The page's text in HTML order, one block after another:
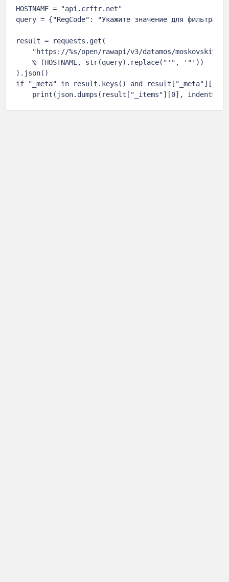
HOSTNAME = "api.crftr.net"
query = {"RegCode": "Укажите значение для фильтра"}
result = requests.get(
"https://%s/open/rawapi/v3/datamos/
    % (HOSTNAME, str(query).replace("'", '"'))
).json()
if "_meta" in result.keys() and
print(json.dumps(result["_items"][0], indent=4,